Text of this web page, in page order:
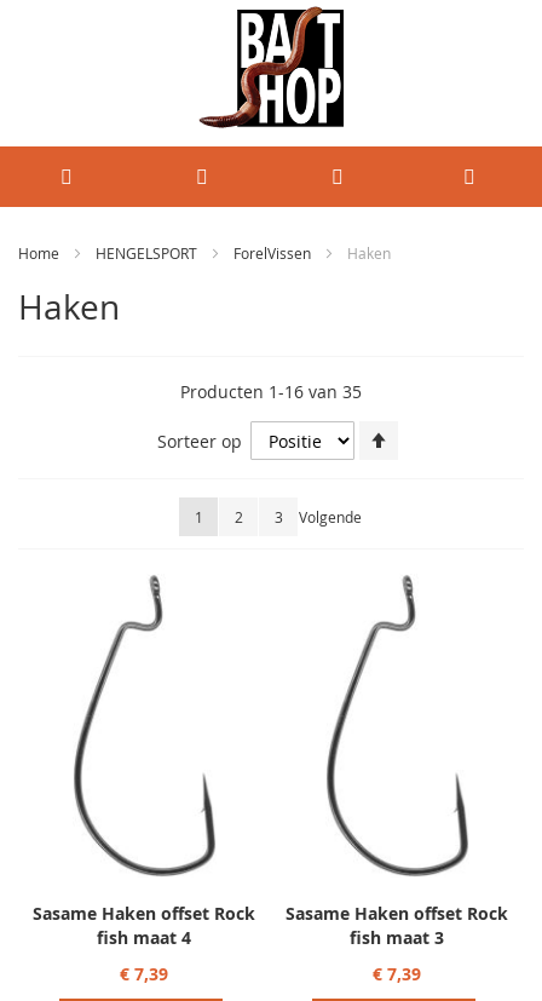
Home HENGELSPORT ForelVissen Haken
Haken
Producten 1-16 van 35
Sorteer op
Pagina
U lees momenteel pagina
1 Pagina
2 Pagina
3 Pagina
Volgende
Sasame Haken offset Rock
fish maat 4
€ 7,39
Sasame Haken offset Rock
fish maat 3
€ 7,39